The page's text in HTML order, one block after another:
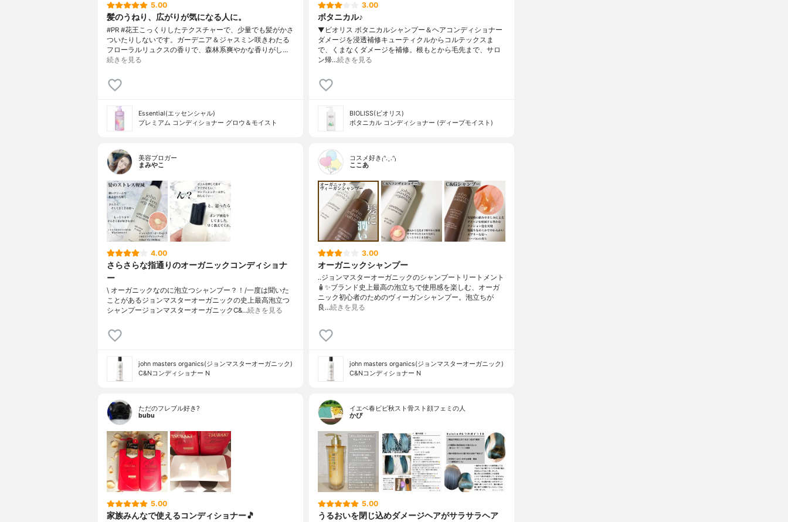
5.00
髪のうねり、広がりが気になる人に。
#PR #花王こっくりしたテクスチャーで、少量でも髪がかさ
ついたりしないです。ガーデニア＆ジャスミン咲きわたる
フローラルリュクスの香りで、森林系爽やかな香りがし…
続きを見る
Essential(エッセンシャル)
プレミアム コンディショナー グロウ＆モイスト
3.00
ボタニカル♪
▼ビオリス ボタニカルシャンプー＆ヘアコンディショナー
ダメージを浸透補修キューティクルからコルテックスま
で、くまなくダメージを補修。根もとから毛先まで、サロ
ン帰…続きを見る
BIOLISS(ビオリス)
ボタニカル コンディショナー (ディープモイスト)
美容ブロガー
まみやこ
4.00
さらさらな指通りのオーガニックコンディショナ
ー
\ オーガニックなのに泡立つシャンプー？！/⁡⁡一度は聞いた
ことがあるジョンマスターオーガニックの史上最高泡立つ
シャンプー⁡⁡⁡⁡ジョンマスターオーガニックC&…続きを見る
john masters organics(ジョンマスターオーガニック)
C&Nコンディショナー N
コスメ好き₍ᐢ.ˬ.ᐢ₎
ここあ
3.00
オーガニックシャンプー
..ジョンマスターオーガニックのシャンプートリートメント
🧴✨ブランド史上最高の泡立ちで使用感を楽しむ、オーガ
ニック初心者のためのヴィーガンシャンプー。泡立ちが
良…続きを見る
john masters organics(ジョンマスターオーガニック)
C&Nコンディショナー N
ただのフレブル好き?
bubu
5.00
家族みんなで使えるコンディショナー🎵
イエベ春ビビ秋スト骨スト顔フェミの人
かぴ
5.00
うるおいを閉じ込めダメージヘアがサラサラヘア